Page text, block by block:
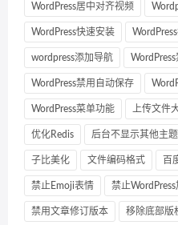
WordPress居中对齐视频
WordPress快速安装
wordpress添加导航
WordPress禁用自动保存
WordPress菜单功能 上传文件
优化Redis 后台不显示其他主题
子比美化 文件编码格式 百
禁止Emoji表情 禁止
禁用文章修订版本 移除底部版